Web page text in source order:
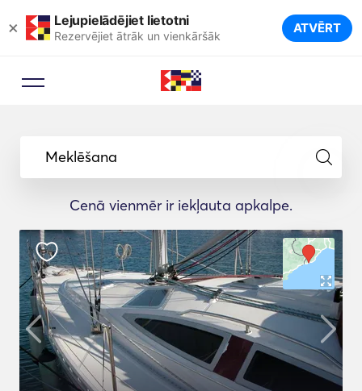
× Lejupielādējiet lietotni
Rezervējiet ātrāk un vienkāršāk ATVĒRT
Meklēšana
Cenā vienmēr ir iekļauta apkalpe.